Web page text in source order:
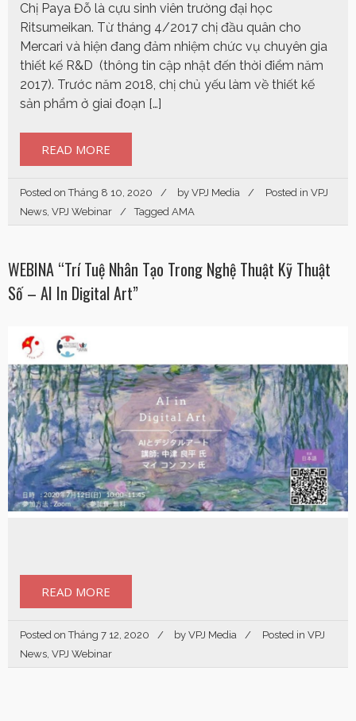
Chị Paya Đỗ là cựu sinh viên trường đại học
Ritsumeikan. Từ tháng 4/2017 chị đầu quân cho
Mercari và hiện đang đảm nhiệm chức vụ chuyên gia
thiết kế R&D (thông tin cập nhật đến thời điểm năm
2017). Trước năm 2018, chị chủ yếu làm về thiết kế
sản phẩm ở giai đoạn […]
READ MORE
Posted onTháng 8 10, 2020 by VPJ Media Posted in VPJ
News, VPJ Webinar Tagged AMA
WEBINA “Trí Tuệ Nhân Tạo Trong Nghệ Thuật Kỹ Thuật
Số – AI In Digital Art”
READ MORE
Posted onTháng 7 12, 2020 by VPJ Media Posted in VPJ
News VPJ Webinar